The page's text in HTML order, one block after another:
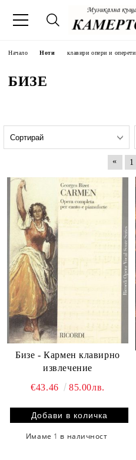
Начало Ноти клавири опери и оперети
БИЗЕ
« 1
Бизе - Кармен клавирно
извлечение
€43.46
85.00лв.
Имаме 1 в наличност